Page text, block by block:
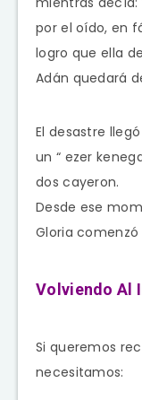
por el oído, en
logro que ella
Adán quedará
El desastre
un “ ezer
dos cayeron.
Desde ese
Gloria
Volviendo Al
Si queremos
necesitamos: